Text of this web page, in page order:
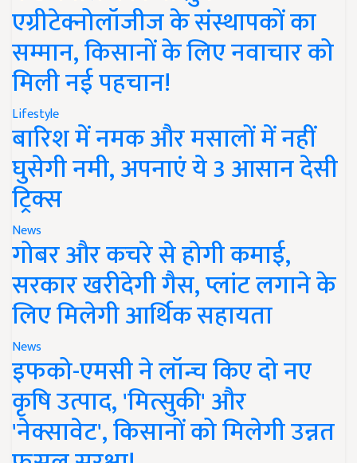
एग्रीटेक्नोलॉजीज के संस्थापकों का
सम्मान, किसानों के लिए नवाचार को
मिली नई पहचान!
Lifestyle
बारिश में नमक और मसालों में नहीं
घुसेगी नमी, अपनाएं ये 3 आसान देसी
ट्रिक्स
News
गोबर और कचरे से होगी कमाई,
सरकार खरीदेगी गैस, प्लांट लगाने के
लिए मिलेगी आर्थिक सहायता
News
इफको-एमसी ने लॉन्च किए दो नए
कृषि उत्पाद, 'मित्सुकी' और
'नेक्सावेट', किसानों को मिलेगी उन्नत